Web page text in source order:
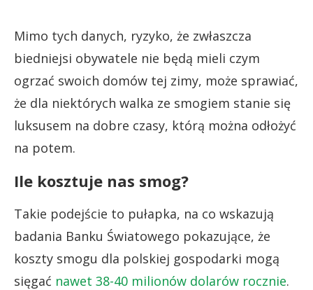
Mimo tych danych, ryzyko, że zwłaszcza
biedniejsi obywatele nie będą mieli czym
ogrzać swoich domów tej zimy, może sprawiać,
że dla niektórych walka ze smogiem stanie się
luksusem na dobre czasy, którą można odłożyć
na potem.
Ile kosztuje nas smog?
Takie podejście to pułapka, na co wskazują
badania Banku Światowego pokazujące, że
koszty smogu dla polskiej gospodarki mogą
sięgać nawet 38-40 milionów dolarów rocznie.